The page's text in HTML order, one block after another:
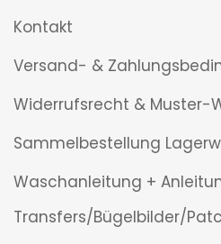
Kontakt
Versand- &
Widerrufsrecht & Muster-
Sammelbestellung
Waschanleitung +
Transfers/Bügelbilder/